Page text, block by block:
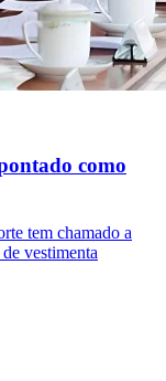
como
tem chamado a
vestimenta